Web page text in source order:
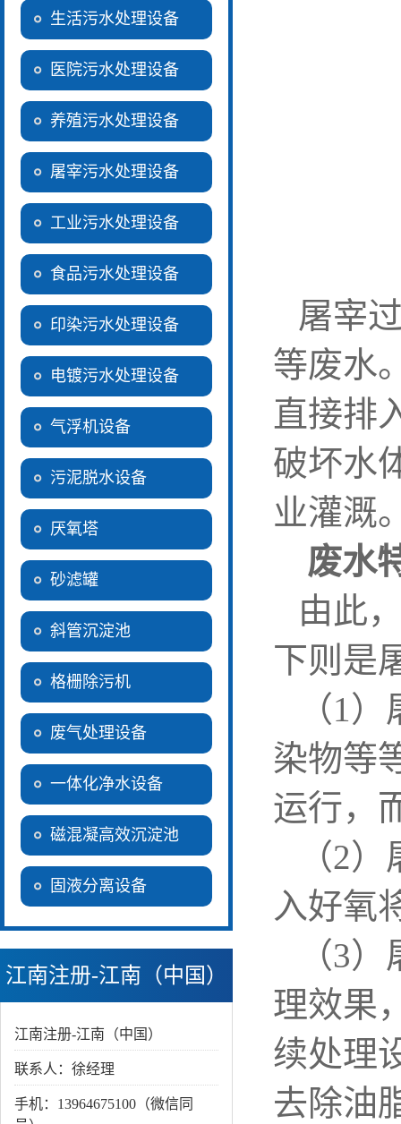
生活污水处理设备
医院污水处理设备
养殖污水处理设备
屠宰污水处理设备
工业污水处理设备
食品污水处理设备
印染污水处理设备
电镀污水处理设备
气浮机设备
污泥脱水设备
厌氧塔
砂滤罐
斜管沉淀池
格栅除污机
废气处理设备
一体化净水设备
磁混凝高效沉淀池
固液分离设备
江南注册-江南（中国）
江南注册-江南（中国）
联系人：徐经理
手机：13964675100（微信同
屠宰
等废水
直接排
破坏水
业灌溉
废水
由此
下则是
（1）
染物等
运行，
（2）
入好氧
（3）
理效果
续处理
去除油